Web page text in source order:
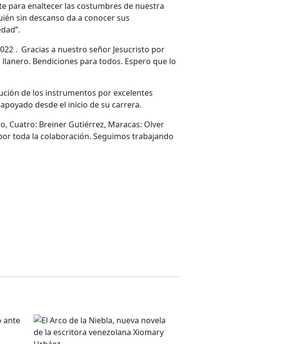
para enaltecer las costumbres de nuestra
sin descanso da a conocer sus
. Gracias a nuestro señor Jesucristo por
Bendiciones para todos. Espero que lo
de los instrumentos por excelentes
desde el inicio de su carrera.
Cuatro: Breiner Gutiérrez, Maracas: Olver
toda la colaboración. Seguimos trabajando